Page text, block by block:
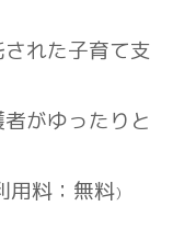
れた子育て支
がゆったりと
用料：無料）